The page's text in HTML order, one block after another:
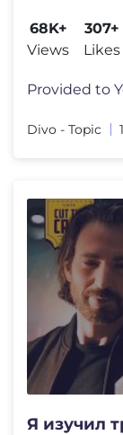
68K+
Views
307+
Likes
Divo - Topic
Я изучил